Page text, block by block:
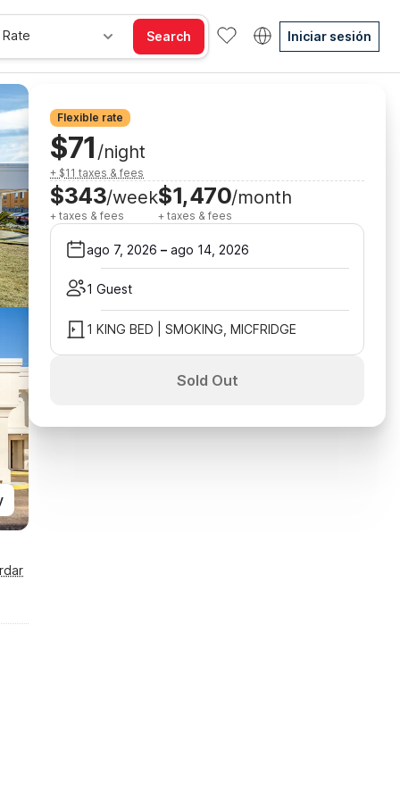
Search Iniciar sesión
Flexible rate
$71 /night
+ $11 taxes & fees
$343/week
+ taxes & fees
$1,470/month
+ taxes & fees
ago 7, 2026 – ago 14, 2026
1 Guest
1 KING BED | SMOKING, MICFRIDGE
Sold Out